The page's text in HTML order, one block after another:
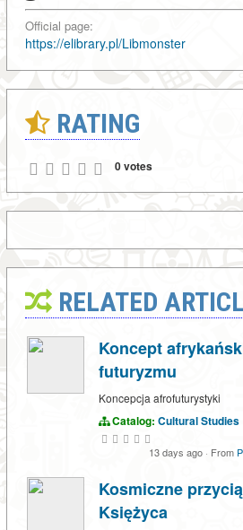
Official page:
https://elibrary.pl/Libmonster
RATING
0 votes
RELATED
Koncept
futuryzmu
Koncepcja afrofuturystyki
Catalog: Cultural Studies
13 days ago · From
Kosmiczne
Księżyca